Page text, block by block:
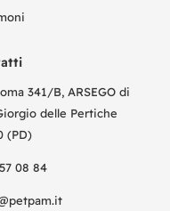
341/B, ARSEGO di
delle Pertiche
(PD)
08 84